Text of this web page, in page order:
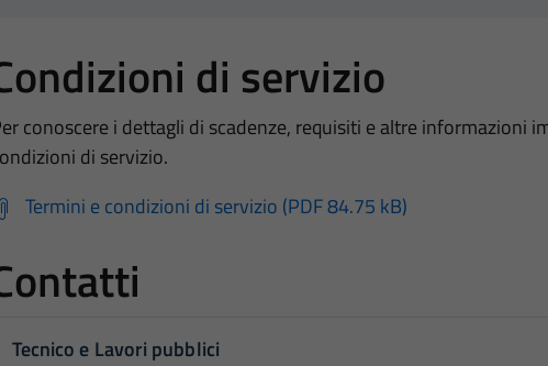
di servizio
conoscere i dettagli di scadenze, requisiti e altre informazioni
di servizio.
Termini e condizioni di servizio (PDF 84.75 kB)
Tecnico e Lavori pubblici